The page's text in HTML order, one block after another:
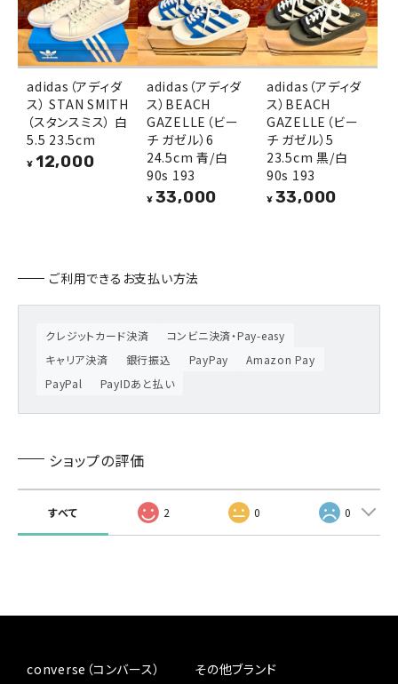
converse（コンバース） その他ブランド
adidas（アディダ
ス） STAN SMITH
（スタンスミス） 白
5.5 23.5cm
¥ 12,000
adidas（アディダ
ス）BEACH
GAZELLE（ビー
チ ガゼル）6
24.5cm 青/白
90s 193
¥ 33,000
adidas（アディダ
ス）BEACH
GAZELLE（ビー
チ ガゼル）5
23.5cm 黒/白
90s 193
¥ 33,000
ご利用できるお支払い方法
クレジットカード決済
コンビニ決済・Pay-easy
キャリア決済
銀行振込 PayPay
Amazon Pay
PayPal
PayIDあと払い
ショップの評価
すべて 2 0 0